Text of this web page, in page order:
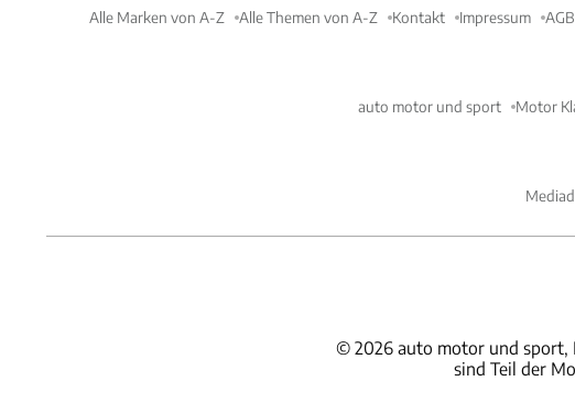
Alle Marken von A-Z Alle Themen von A-Z Kontakt Impressum AGB
auto motor und sport Motor
© 2026 auto motor und sport,
sind Teil der